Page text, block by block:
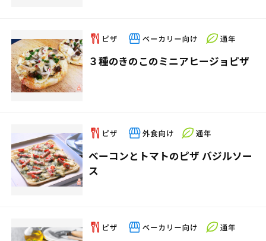
３種のきのこのミニアヒージョピザ
ベーコンとトマトのピザ バジルソー
ス